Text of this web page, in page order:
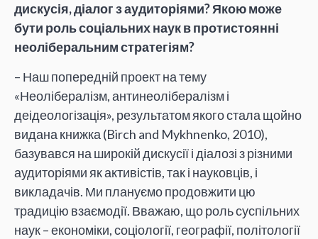
дискусія, діалог з аудиторіями? Якою може
бути роль соціальних наук в протистоянні
неоліберальним стратегіям?
– Наш попередній проект на тему
«Неолібералізм, антинеолібералізм і
деідеологізація», результатом якого стала щойно
видана книжка (Birch and Mykhnenko, 2010),
базувався на широкій дискусії і діалозі з різними
аудиторіями як активістів, так і науковців, і
викладачів. Ми плануємо продовжити цю
традицію взаємодії. Вважаю, що роль суспільних
наук – економіки, соціології, географії, політології